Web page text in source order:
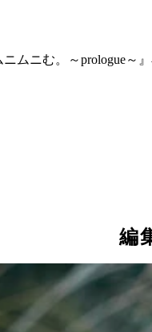
タッチを変えました（画
ムニむ。～prologue
編